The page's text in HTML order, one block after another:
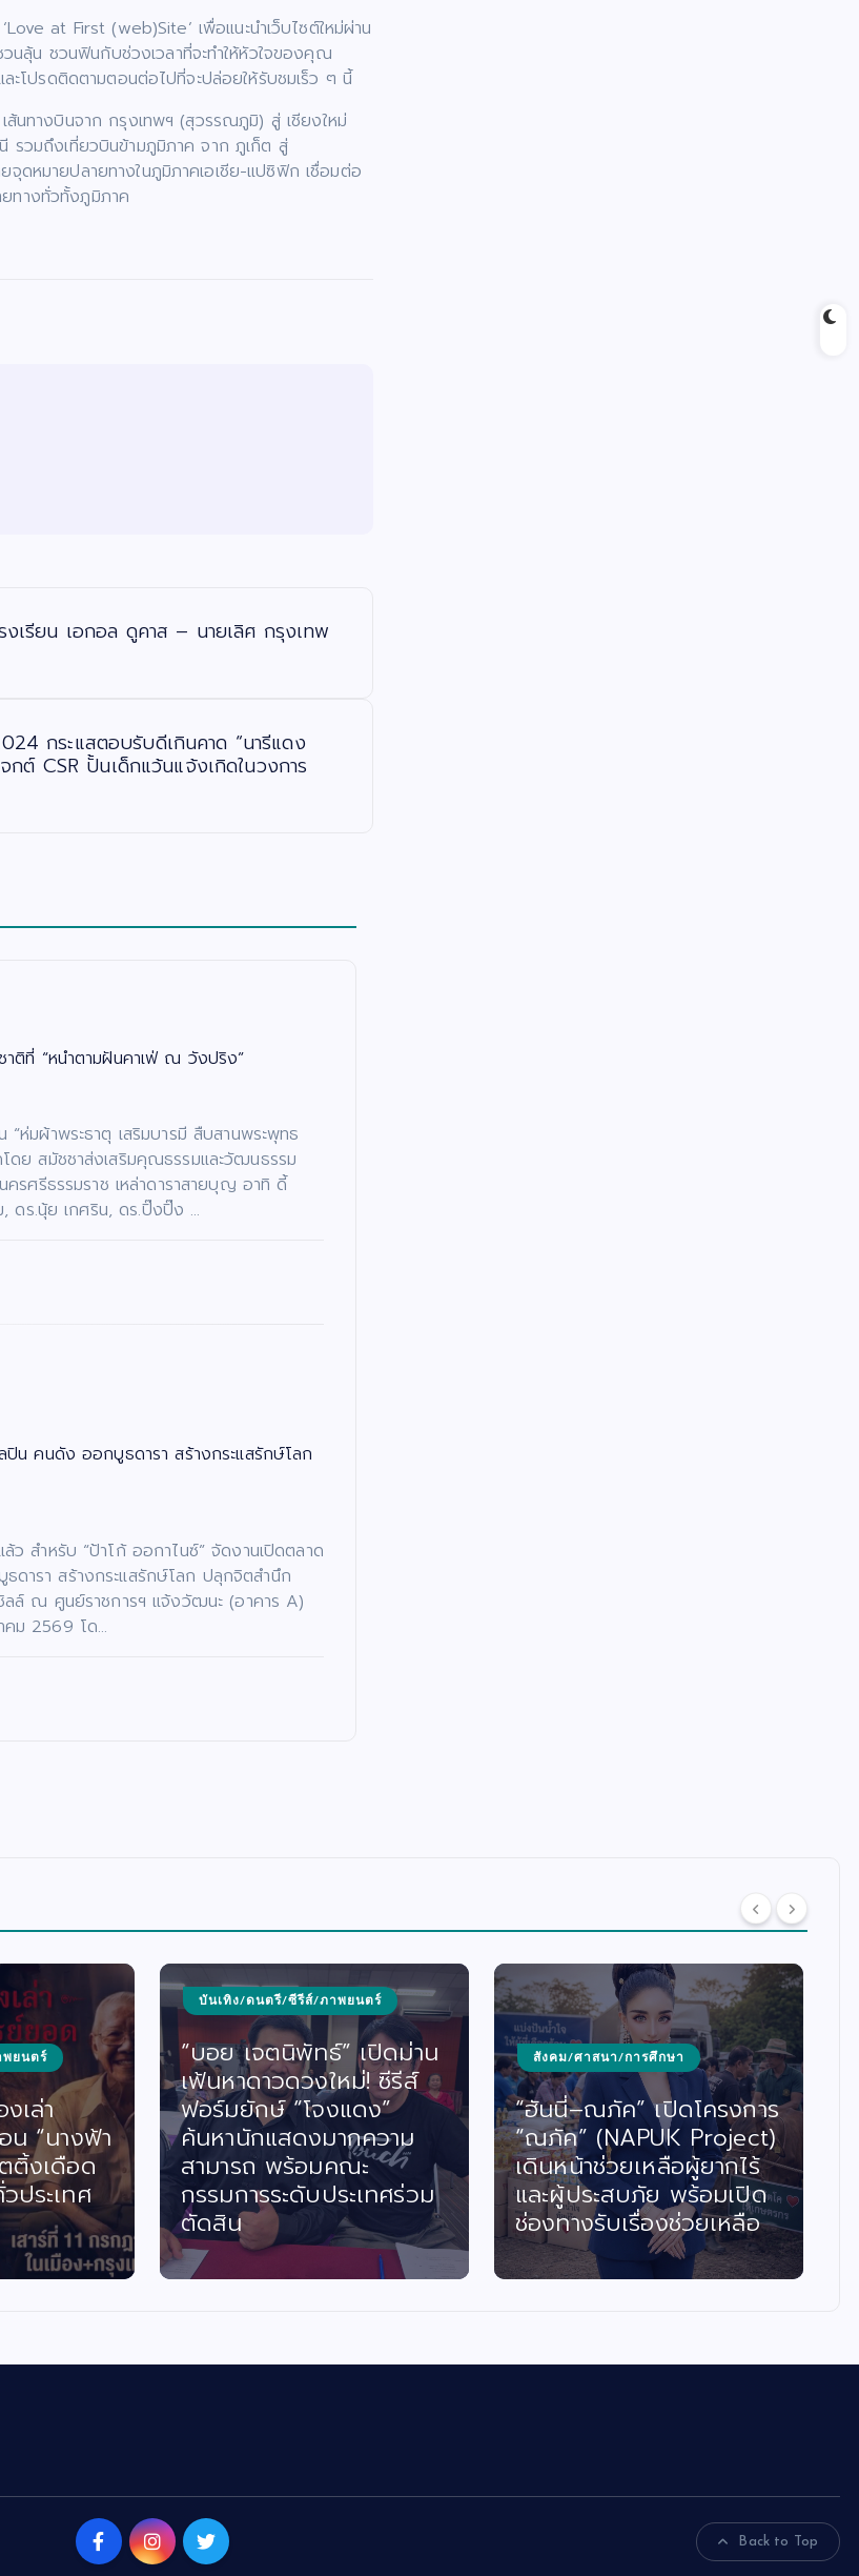
at First (web)Site’ เพื่อแนะนำเว็บไซต์ใหม่ผ่าน
นลุ้น ชวนฟินกับช่วงเวลาที่จะทำให้หัวใจของคุณ
ะโปรดติดตามตอนต่อไปที่จะปล่อยให้รับชมเร็ว ๆ นี้
ส้นทางบินจาก กรุงเทพฯ (สุวรรณภูมิ) สู่ เชียงใหม่
รวมถึงเที่ยวบินข้ามภูมิภาค จาก ภูเก็ต สู่
จุดหมายปลายทางในภูมิภาคเอเชีย-แปซิฟิก เชื่อมต่อ
ทางทั่วทั้งภูมิภาค
เรียน เอกอล ดูคาส – นายเลิศ กรุงเทพ
กระแสตอบรับดีเกินคาด “นารีแดง
กต์ CSR ปั้นเด็กแว้นแจ้งเกิดในวงการ
าติที่ “หนำตามฝันคาเฟ่ ณ วังปริง”
“ห่มผ้าพระธาตุ เสริมบารมี สืบสานพระพุทธ
ดย สมัชชาส่งเสริมคุณธรรมและวัฒนธรรม
รศรีธรรมราช เหล่าดาราสายบุญ อาทิ ดี้
ดร.นุ้ย เกศริน, ดร.ปิ๊งปิ๊ง …
ปิน คนดัง ออกบูธดารา สร้างกระแสรักษ์โลก
ว สำหรับ “ป้าโก้ ออกาไนซ์” จัดงานเปิดตลาด
ารา สร้างกระแสรักษ์โลก ปลุกจิตสำนึก
ล์ ณ ศูนย์ราชการฯ แจ้งวัฒนะ (อาคาร A)
ม 2569 โด…
พยนตร์
” เปิดม่าน
หม่! ซีรีส์
แดง”
กความ
ณะ
ะเทศร่วม
สังคม/ศาสนา/การศึกษา
“ฮันนี่–ณภัค” เปิดโครงการ
“ณภัค” (NAPUK Project)
เดินหน้าช่วยเหลือผู้ยากไร้
และผู้ประสบภัย พร้อมเปิด
ช่องทางรับเรื่องช่วยเหลือ
บันเทิง/ดนตรี/ซีรีส์/ภาพยนตร์
เปิดใจ “โอปอ มิตรชัย”
นางเอกน้องใหม่ ประเดิม
สนามจริงครั้งแรกใน “เรื่อง
เล่าอาจารย์ยอด” ตอน
นางฟ้าปากจัด
Back to Top